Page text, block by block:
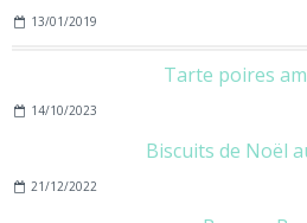
13/01/2019
Tarte poires
14/10/2023
Biscuits de Noël
21/12/2022